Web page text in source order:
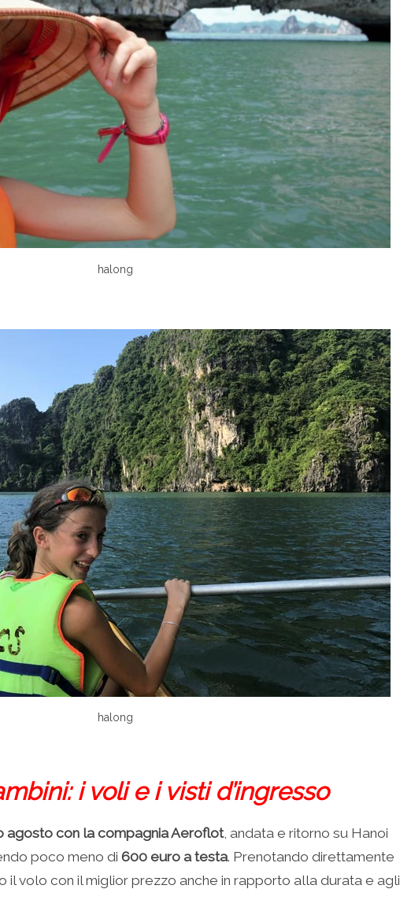
halong
halong
i voli e i visti d’ingresso
agosto con la compagnia Aeroflot, andata e ritorno su Hanoi
poco meno di 600 euro a testa. Prenotando direttamente
il volo con il miglior prezzo anche in rapporto alla durata e agli